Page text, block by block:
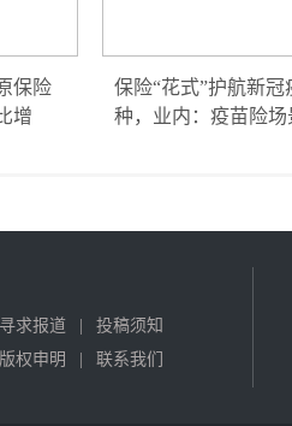
保险
增
保险“花式”护航新冠
种，业内：疫苗险场
寻求报道
投稿须知
版权申明 联系我们